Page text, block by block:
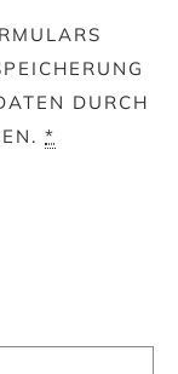
DURCH
*